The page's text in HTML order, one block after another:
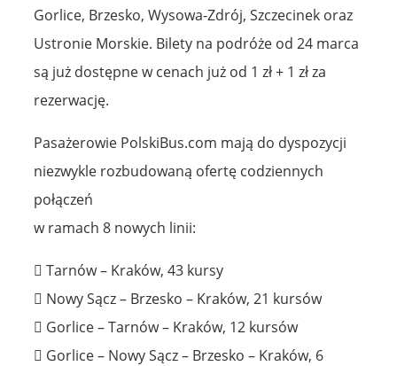
Gorlice, Brzesko, Wysowa-Zdrój, Szczecinek oraz
Ustronie Morskie. Bilety na podróże od 24 marca
są już dostępne w cenach już od 1 zł + 1 zł za
rezerwację.
Pasażerowie PolskiBus.com mają do dyspozycji
niezwykle rozbudowaną ofertę codziennych
połączeń
w ramach 8 nowych linii:
 Tarnów – Kraków, 43 kursy
 Nowy Sącz – Brzesko – Kraków, 21 kursów
 Gorlice – Tarnów – Kraków, 12 kursów
 Gorlice – Nowy Sącz – Brzesko – Kraków, 6